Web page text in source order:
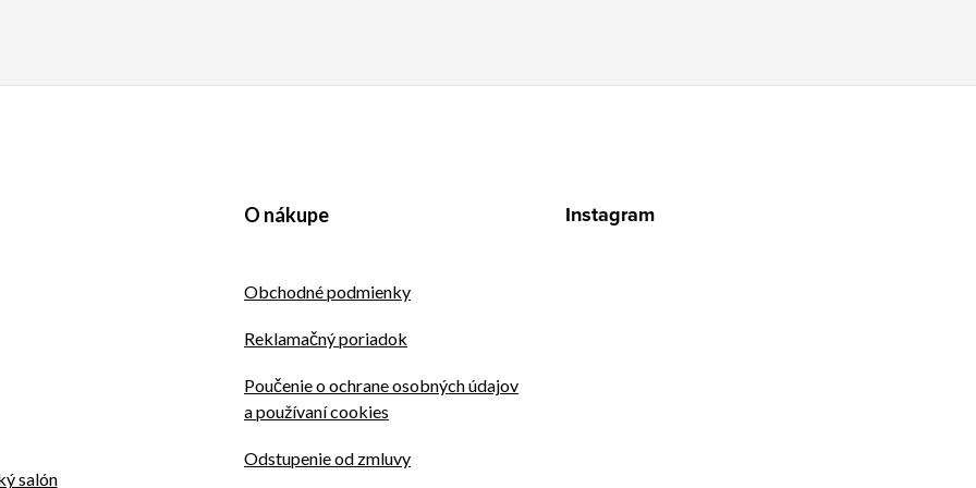
salón
O nákupe
Obchodné podmienky
Reklamačný poriadok
Poučenie o ochrane osobných údajov
a používaní cookies
Odstupenie od zmluvy
Instagram